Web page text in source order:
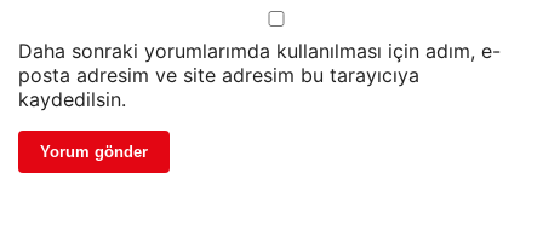
Daha sonraki yorumlarımda kullanılması için adım, e-
posta adresim ve site adresim bu tarayıcıya
kaydedilsin.